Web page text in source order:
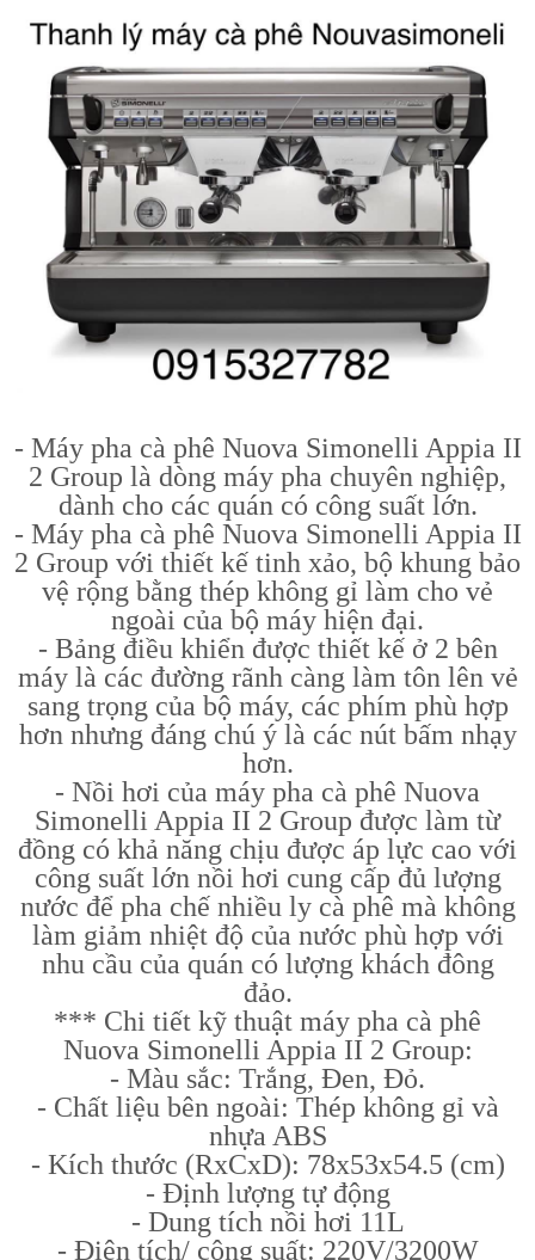
- Máy pha cà phê Nuova Simonelli Appia II
2 Group là dòng máy pha chuyên nghiệp,
dành cho các quán có công suất lớn.
- Máy pha cà phê Nuova Simonelli Appia II
2 Group với thiết kế tinh xảo, bộ khung bảo
vệ rộng bằng thép không gỉ làm cho vẻ
ngoài của bộ máy hiện đại.
- Bảng điều khiển được thiết kế ở 2 bên
máy là các đường rãnh càng làm tôn lên vẻ
sang trọng của bộ máy, các phím phù hợp
hơn nhưng đáng chú ý là các nút bấm nhạy
hơn.
- Nồi hơi của máy pha cà phê Nuova
Simonelli Appia II 2 Group được làm từ
đồng có khả năng chịu được áp lực cao với
công suất lớn nồi hơi cung cấp đủ lượng
nước để pha chế nhiều ly cà phê mà không
làm giảm nhiệt độ của nước phù hợp với
nhu cầu của quán có lượng khách đông
đảo.
*** Chi tiết kỹ thuật máy pha cà phê
Nuova Simonelli Appia II 2 Group:
- Màu sắc: Trắng, Đen, Đỏ.
- Chất liệu bên ngoài: Thép không gỉ và
nhựa ABS
- Kích thước (RxCxD): 78x53x54.5 (cm)
- Định lượng tự động
- Dung tích nồi hơi 11L
- Điện tích/ công suất: 220V/3200W